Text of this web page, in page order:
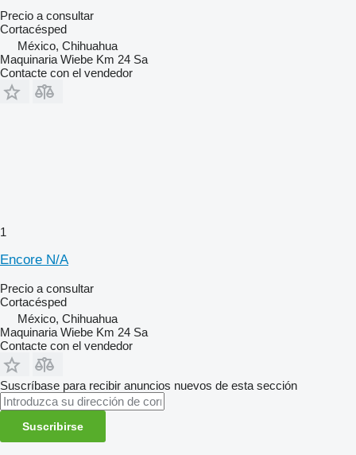
Precio a consultar
Cortacésped
México, Chihuahua
Maquinaria Wiebe Km 24 Sa
Contacte con el vendedor
1
Encore N/A
Precio a consultar
Cortacésped
México, Chihuahua
Maquinaria Wiebe Km 24 Sa
Contacte con el vendedor
Suscríbase para recibir anuncios nuevos de esta sección
Suscribirse